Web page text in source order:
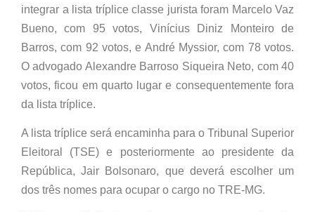
integrar a lista tríplice classe jurista foram Marcelo Vaz
Bueno, com 95 votos, Vinícius Diniz Monteiro de
Barros, com 92 votos, e André Myssior, com 78 votos.
O advogado Alexandre Barroso Siqueira Neto, com 40
votos, ficou em quarto lugar e consequentemente fora
da lista tríplice.
A lista tríplice será encaminha para o Tribunal Superior
Eleitoral (TSE) e posteriormente ao presidente da
República, Jair Bolsonaro, que deverá escolher um
dos três nomes para ocupar o cargo no TRE-MG.